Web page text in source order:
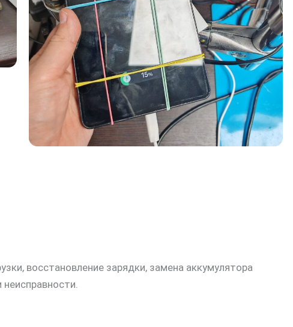
восстановление зарядки, замена аккумулятора